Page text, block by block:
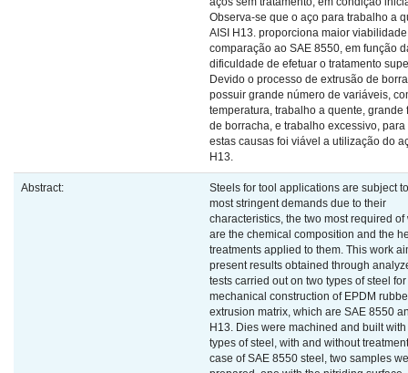
Observa-se que o aço para trabalho a
AISI H13. proporciona maior
comparação ao SAE 8550, em função
dificuldade de efetuar o tratamento
Devido o processo de extrusão de
possuir grande número de variáveis,
temperatura, trabalho a quente, grande
de borracha, e trabalho excessivo, para
estas causas foi viável a utilização do
H13.
Abstract:
Steels for tool applications are subject
most stringent demands due to their
characteristics, the two most required of
are the chemical composition and the
treatments applied to them. This work
present results obtained through
tests carried out on two types of steel for
mechanical construction of EPDM
extrusion matrix, which are SAE 8550
H13. Dies were machined and built
types of steel, with and without
case of SAE 8550 steel, two samples